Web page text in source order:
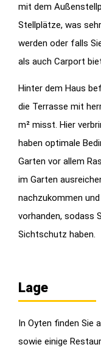
mit dem
Stellplätze, was
werden oder falls
als auch Carport
Hinter dem Haus
die Terrasse mit
m² misst. Hier
haben optimale
Garten vor allem
im Garten
nachzukommen
vorhanden, sodass
Sichtschutz haben.
Lage
In Oyten finden Sie
sowie einige